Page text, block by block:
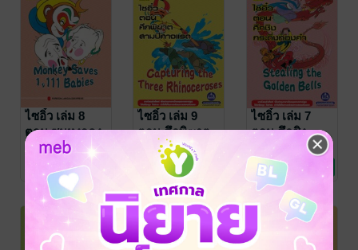
ไซอิ๋ว เล่ม 8
ตอน ซุนหงอคง
ช่วยชีวิต 1,111
กุมาร
แปล สำนักพิมพ์ดวง
กมลพับลิชชิ่ง
กมล บุ๊คส์ ดิสทริบิว
เตอร์
การ์ตูนเด็ก/การ์ตูน
ความรู้
No Rating
ไซอิ๋ว เล่ม 9
ตอน ศึกพิฆาต
สามปีศาจแรด
แปล สำนักพิมพ์ดวง
กมลพับลิชชิ่ง / ดวง
กมล บุ๊คส์ ดิสทริบิว
เตอร์
การ์ตูนเด็ก/การ์ตูน
No Rating
ไซอิ๋ว เล่ม 7
ตอน ศึกชิง
กระดิ่งทองคำ
แปล สำนักพิมพ์ดวง
กมลพับลิชชิ่ง
กมล บุ๊คส์ ดิสทริบิว
เตอร์
การ์ตูนเด็ก/การ์ตูน
ความรู้
No Rating